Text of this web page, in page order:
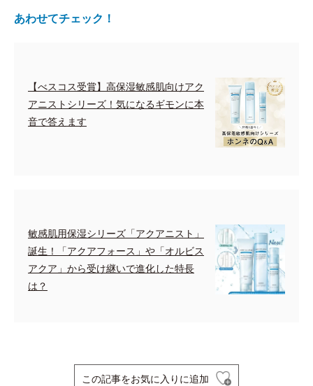
あわせてチェック！
【べスコス受賞】高保湿敏感肌向けアク
アニストシリーズ！気になるギモンに本
音で答えます
敏感肌用保湿シリーズ「アクアニスト」
誕生！「アクアフォース」や「オルビス
アクア」から受け継いで進化した特長
は？
この記事をお気に入りに追加